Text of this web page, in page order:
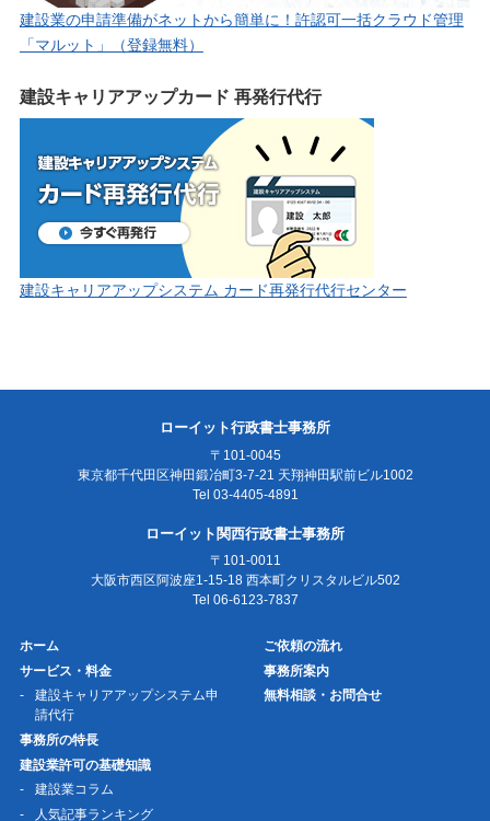
建設業の申請準備がネットから簡単に！許認可一括クラウド管理
「マルット」（登録無料）
建設キャリアアップカード 再発行代行
建設キャリアアップシステム カード再発行代行センター
ローイット行政書士事務所
〒101-0045
東京都千代田区神田鍛冶町3-7-21 天翔神田駅前ビル1002
Tel 03-4405-4891
ローイット関西行政書士事務所
〒101-0011
大阪市西区阿波座1-15-18 西本町クリスタルビル502
Tel 06-6123-7837
ホーム
サービス・料金
建設キャリアアップシステム申
請代行
事務所の特長
建設業許可の基礎知識
建設業コラム
人気記事ランキング
ご依頼の流れ
事務所案内
無料相談・お問合せ